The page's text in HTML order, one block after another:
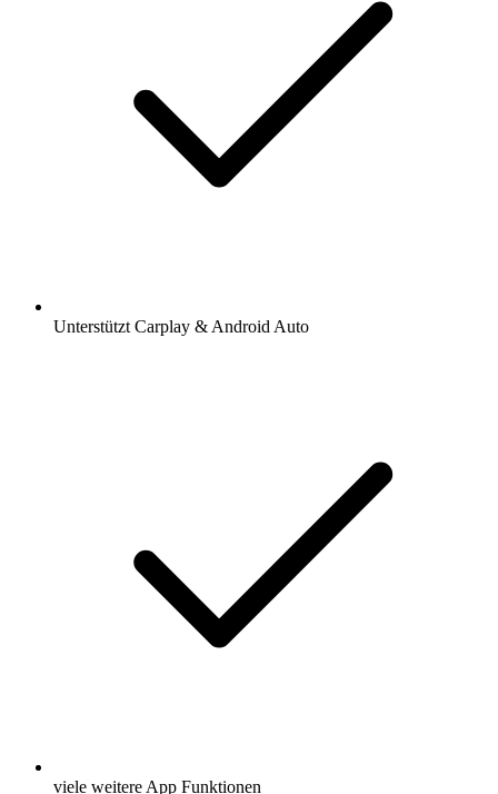
Unterstützt Carplay & Android Auto
viele weitere App Funktionen